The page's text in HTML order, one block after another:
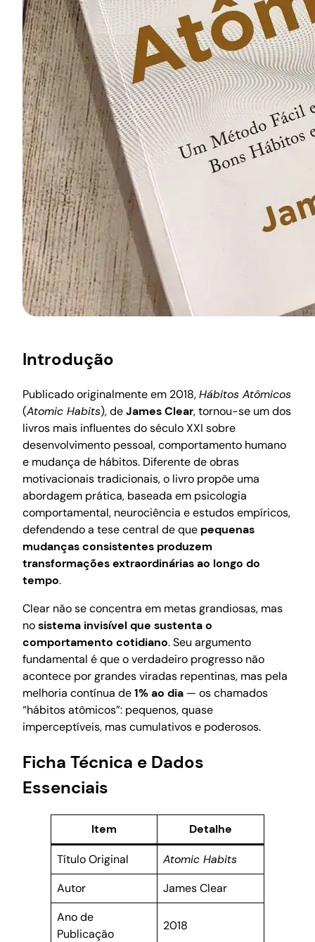
Introdução
Publicado originalmente em 2018,Hábitos Atômicos
(Atomic Habits), deJames Clear, tornou-se um dos
livros mais influentes do século XXI sobre
desenvolvimento pessoal, comportamento humano
e mudança de hábitos. Diferente de obras
motivacionais tradicionais, o livro propõe uma
abordagem prática, baseada em psicologia
comportamental, neurociência e estudos empíricos,
defendendo a tese central de que pequenas
mudanças consistentes produzem
transformações extraordinárias ao longo do
tempo.
Clear não se concentra em metas grandiosas, mas
nosistema invisível que sustenta o
comportamento cotidiano. Seu argumento
fundamental é que o verdadeiro progresso não
acontece por grandes viradas repentinas, mas pela
melhoria contínua de1% ao dia — os chamados
“hábitos atômicos”: pequenos, quase
imperceptíveis, mas cumulativos e poderosos.
Ficha Técnica e Dados
Essenciais
Item Detalhe
Título Original
Atomic Habits
Autor
James Clear
Ano de
Publicação
2018